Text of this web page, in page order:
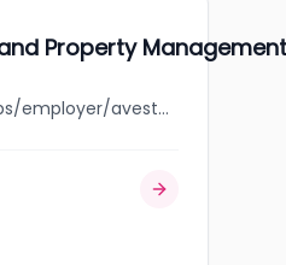
Property
jobbank.gc.ca/browsejobs/employer/avesta+strata+and+property+management+ltd/ca